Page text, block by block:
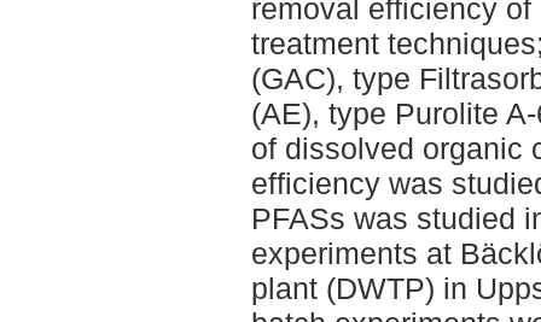
removal efficiency
treatment
(GAC), type
(AE), type Purolite
of dissolved organic
efficiency was
PFASs was studied
experiments at
plant (DWTP) in